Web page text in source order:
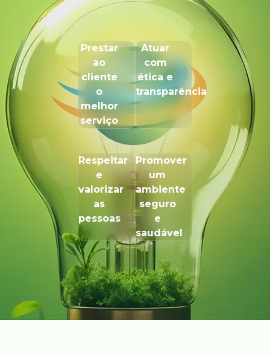
Prestar
ao
cliente
o
melhor
serviço
Atuar
com
ética e
transparência
Respeitar
e
valorizar
as
pessoas
Promover
um
ambiente
seguro
e
saudável